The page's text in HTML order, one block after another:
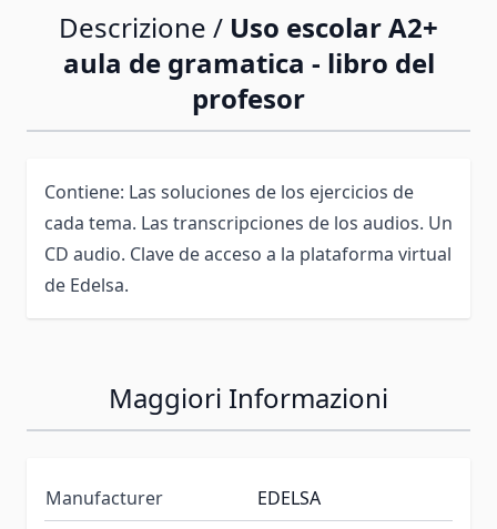
Descrizione / Uso escolar A2+
aula de gramatica - libro del
profesor
Contiene: Las soluciones de los ejercicios de
cada tema. Las transcripciones de los audios. Un
CD audio. Clave de acceso a la plataforma virtual
de Edelsa.
Maggiori Informazioni
Manufacturer EDELSA